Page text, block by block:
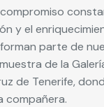
y el
parte de
de la
de Tenerife,
compañera.